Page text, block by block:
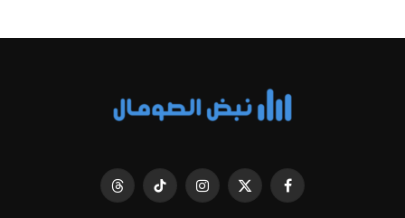
فيسبوك X
الانستغرامتيكتوك Threads